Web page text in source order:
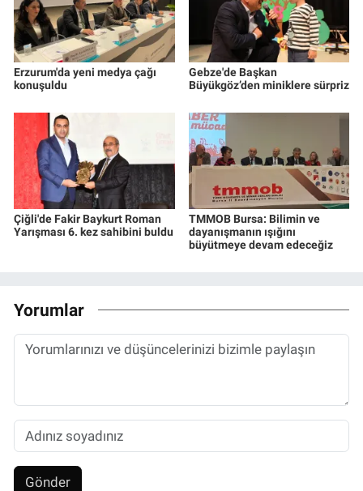
Erzurum'da yeni medya çağı
konuşuldu
Gebze'de Başkan
Büyükgöz’den miniklere sürpriz
Çiğli'de Fakir Baykurt Roman
Yarışması 6. kez sahibini buldu
TMMOB Bursa: Bilimin ve
dayanışmanın ışığını
büyütmeye devam edeceğiz
Yorumlar
Gönder